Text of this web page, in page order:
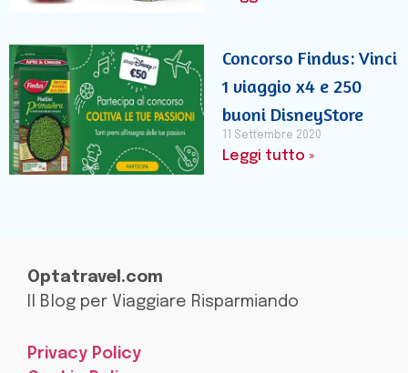
Concorso Findus: Vinci
1 viaggio x4 e 250
buoni DisneyStore
11 Settembre 2020
Leggi tutto »
Optatravel.com
Il Blog per Viaggiare Risparmiando
Privacy Policy